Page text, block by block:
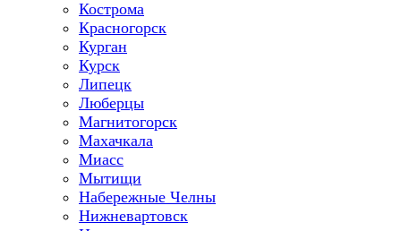
Кострома
Красногорск
Курган
Курск
Липецк
Люберцы
Магнитогорск
Махачкала
Миасс
Мытищи
Набережные Челны
Нижневартовск